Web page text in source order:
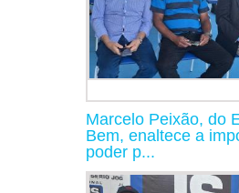
Marcelo Peixão, do
Bem, enaltece a
poder p...